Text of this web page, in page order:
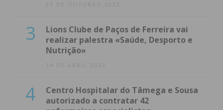
23 DE OUTUBRO 2023
3
Lions Clube de Paços de Ferreira vai
realizar palestra «Saúde, Desporto e
Nutrição»
14 DE ABRIL 2022
4
Centro Hospitalar do Tâmega e Sousa
autorizado a contratar 42